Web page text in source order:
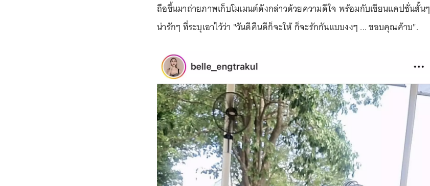
ถือขึ้นมาถ่ายภาพเก็บโมเมนต์ดังกล่าวด้วยความดีใจ พร้อมกับเขียนแคปชั่นสั้นๆ
น่ารักๆ ที่ระบุเอาไว้ว่า "วันดีคืนดีก็จะให้ ก็จะรักกันแบบงงๆ ... ขอบคุณค้าบ".